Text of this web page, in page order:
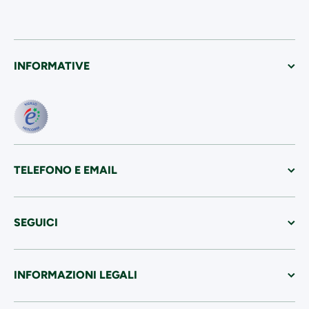
INFORMATIVE
TELEFONO E EMAIL
SEGUICI
INFORMAZIONI LEGALI